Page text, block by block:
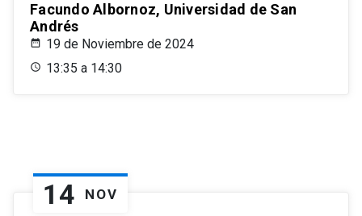
Facundo Albornoz, Universidad de San
Andrés
19 de Noviembre de 2024
13:35 a 14:30
14 NOV